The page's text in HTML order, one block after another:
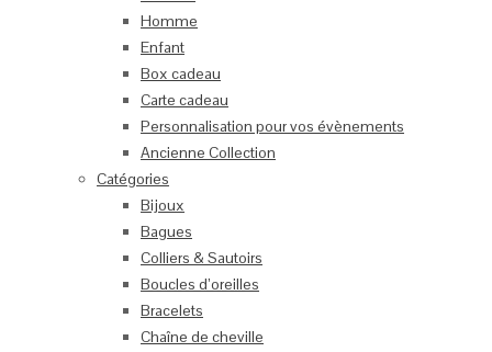
Homme
Enfant
Box cadeau
Carte cadeau
Personnalisation pour vos évènements
Ancienne Collection
Catégories
Bijoux
Bagues
Colliers & Sautoirs
Boucles d’oreilles
Bracelets
Chaîne de cheville